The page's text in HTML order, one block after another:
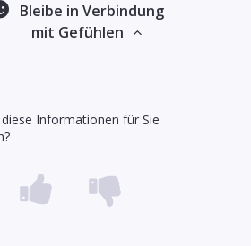
Bleibe in Verbindung
mit Gefühlen
Informationen für Sie